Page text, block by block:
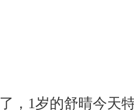
， 1岁的舒晴今天